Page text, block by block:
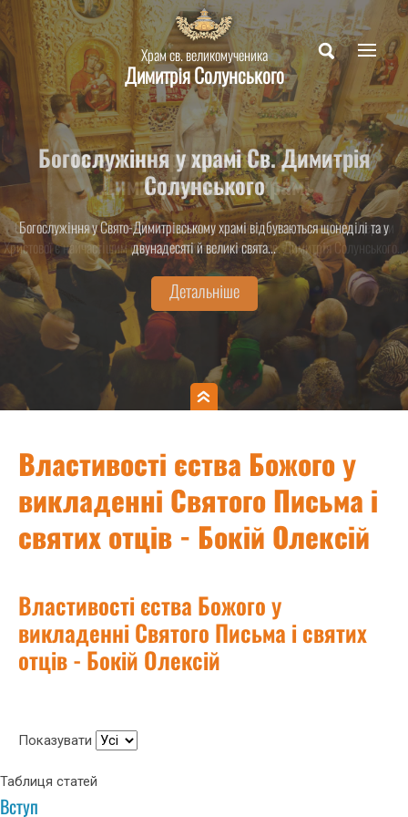
Храм св. великомученика
Димитрія Солунського
Богослужіння у храмі Св. Димитрія
Солунського
Богослужіння у Свято-Димитрівському храмі відбуваються щонеділі та у
двунадесяті й великі свята...
Детальніше
Таїнство Хрещення у Свято-
Димитрівському храмі
Святе Хрещення – духовне народження людини і приєднання її до Церкви
Христової є найчастішим священнодійством у храмі св. Димитрія Солунського...
Детальніше
Властивості єства Божого у
викладенні Святого Письма і
святих отців - Бокій Олексій
Властивості єства Божого у
викладенні Святого Письма і святих
отців - Бокій Олексій
Показувати
Таблиця статей
Вступ